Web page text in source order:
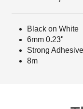
Black on White
6mm 0.23"
Strong Adhesive
8m